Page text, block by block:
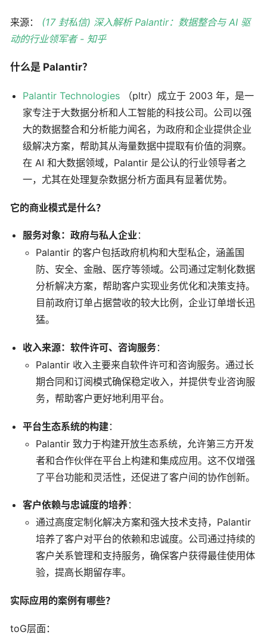
来源： (17 封私信) 深入解析 Palantir：数据整合与 AI 驱
动的行业领军者 - 知乎
什么是 Palantir？
Palantir Technologies （pltr）成立于 2003 年，是一
家专注于大数据分析和人工智能的科技公司。公司以强
大的数据整合和分析能力闻名，为政府和企业提供企业
级解决方案，帮助其从海量数据中提取有价值的洞察。
在 AI 和大数据领域，Palantir 是公认的行业领导者之
一，尤其在处理复杂数据分析方面具有显著优势。
它的商业模式是什么？
服务对象：政府与私人企业：
Palantir 的客户包括政府机构和大型私企，涵盖国
防、安全、金融、医疗等领域。公司通过定制化数据
分析解决方案，帮助客户实现业务优化和决策支持。
目前政府订单占据营收的较大比例，企业订单增长迅
猛。
收入来源：软件许可、咨询服务：
Palantir 收入主要来自软件许可和咨询服务。通过长
期合同和订阅模式确保稳定收入，并提供专业咨询服
务，帮助客户更好地利用平台。
平台生态系统的构建：
Palantir 致力于构建开放生态系统，允许第三方开发
者和合作伙伴在平台上构建和集成应用。这不仅增强
了平台功能和灵活性，还促进了客户间的协作创新。
客户依赖与忠诚度的培养：
通过高度定制化解决方案和强大技术支持，Palantir
培养了客户对平台的依赖和忠诚度。公司通过持续的
客户关系管理和支持服务，确保客户获得最佳使用体
验，提高长期留存率。
实际应用的案例有哪些？
toG层面：